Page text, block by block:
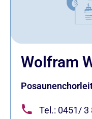
Wolfram
Tel.: 0451/ 3